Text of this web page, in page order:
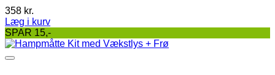
358 kr.
Læg i kurv
SPAR 15,-